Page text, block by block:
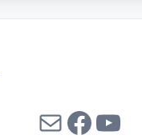
Mail